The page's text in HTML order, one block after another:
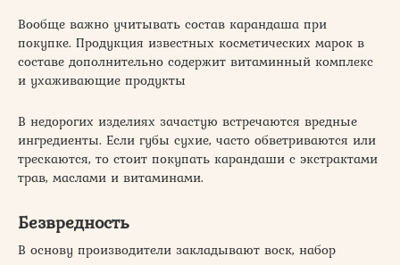
Вообще важно учитывать состав карандаша при
покупке. Продукция известных косметических марок в
составе дополнительно содержит витаминный комплекс
и ухаживающие продукты
В недорогих изделиях зачастую встречаются вредные
ингредиенты. Если губы сухие, часто обветриваются или
трескаются, то стоит покупать карандаши с экстрактами
трав, маслами и витаминами.
Безвредность
В основу производители закладывают воск, набор